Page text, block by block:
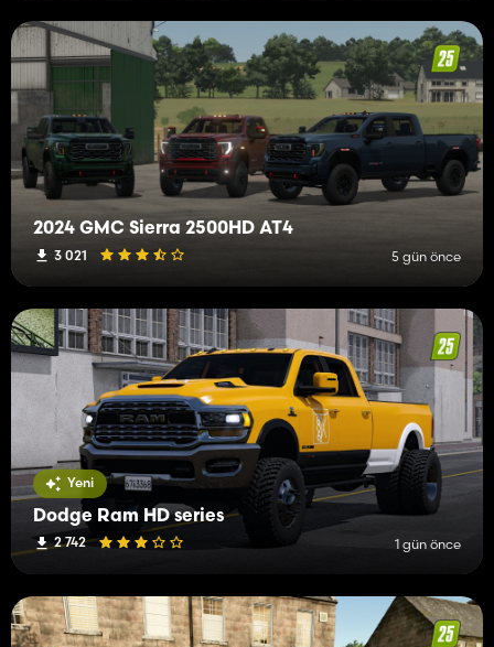
2024 GMC Sierra 2500HD AT4
3 021 5 gün önce
Yeni
Dodge Ram HD series
2 742 1 gün önce